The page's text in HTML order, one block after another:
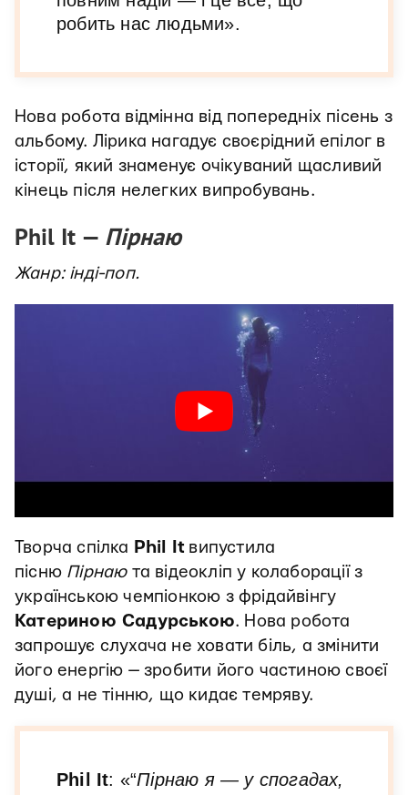
робить нас людьми».
Нова робота відмінна від попередніх пісень з
альбому. Лірика нагадує своєрідний епілог в
історії, який знаменує очікуваний щасливий
кінець після нелегких випробувань.
Phil It — Пірнаю
Жанр: інді-поп.
Творча спілка Phil It випустила
пісню Пірнаюта відеокліп у колаборації з
українською чемпіонкою з фрідайвінгу
Катериною Садурською. Нова робота
запрошує слухача не ховати біль, а змінити
його енергію — зробити його частиною своєї
душі, а не тінню, що кидає темряву.
Phil It: «“Пірнаю я — у спогадах,